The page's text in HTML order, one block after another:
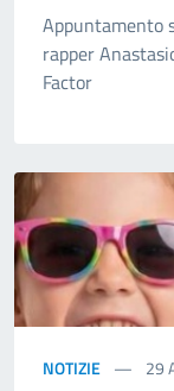
Appuntamento
rapper
Factor
NOTIZIE 29